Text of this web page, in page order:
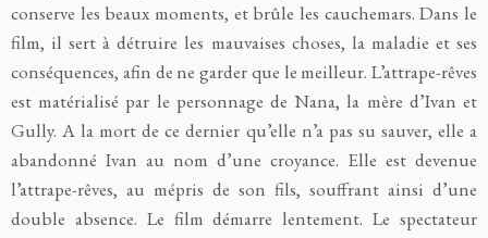
conserve les beaux moments, et brûle les cauchemars. Dans le
film, il sert à détruire les mauvaises choses, la maladie et ses
conséquences, afin de ne garder que le meilleur. L’attrape-rêves
est matérialisé par le personnage de Nana, la mère d’Ivan et
Gully. A la mort de ce dernier qu’elle n’a pas su sauver, elle a
abandonné Ivan au nom d’une croyance. Elle est devenue
l’attrape-rêves, au mépris de son fils, souffrant ainsi d’une
double absence. Le film démarre lentement. Le spectateur